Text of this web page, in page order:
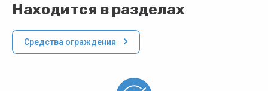
Находится в разделах
Средства ограждения